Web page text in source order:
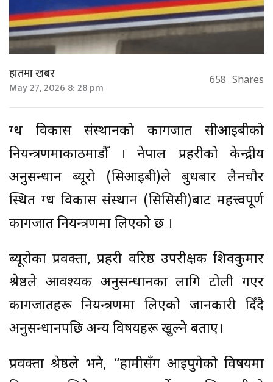
हातमा खबर
May 27, 2026 8: 28 pm 658 Shares
दुग्ध विकास संस्थानको कागजात सीआइबीको
नियन्त्रणमाकाठमाडौँ । नेपाल प्रहरीको केन्द्रीय
अनुसन्धान ब्यूरो (सिआइबी)ले बुधबार लैनचौर
स्थित दुग्ध विकास संस्थान (सिसिसी)बाट महत्त्वपूर्ण
कागजात नियन्त्रणमा लिएको छ ।
ब्यूरोका प्रवक्ता, प्रहरी वरिष्ठ उपरीक्षक शिवकुमार
श्रेष्ठले आवश्यक अनुसन्धानका लागि टोली गएर
कागजातहरू नियन्त्रणमा लिएको जानकारी दिँदै
अनुसन्धानपछि अन्य विषयहरू खुल्ने बताए।
प्रवक्ता श्रेष्ठले भने, “हामीसँग आइपुगेको विषयमा